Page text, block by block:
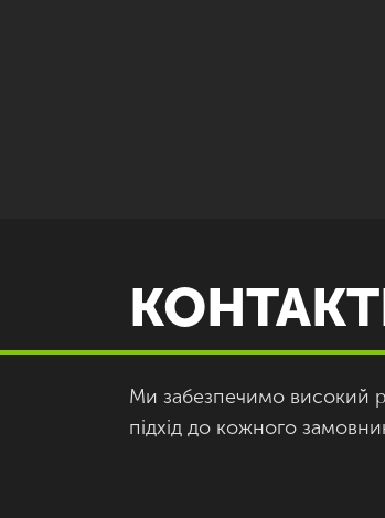
Ми забезпечимо високий
підхід до кожного